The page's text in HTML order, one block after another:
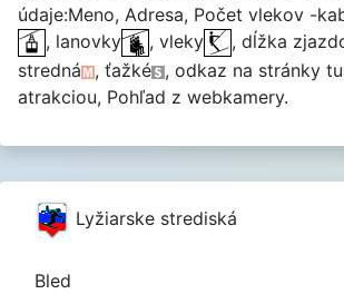
údaje:Meno, Adresa, Počet vlekov -
, lanovky
, vleky , dĺžka
stredná
, ťažké
, odkaz na stránky
atrakciou, Pohľad z webkamery.
Lyžiarske strediská
Bled